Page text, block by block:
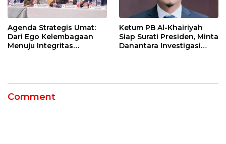
Agenda Strategis Umat:
Dari Ego Kelembagaan
Menuju Integritas
Ketum PB Al-Khairiyah
Siap Surati Presiden, Minta
Danantara Investigasi
Comment